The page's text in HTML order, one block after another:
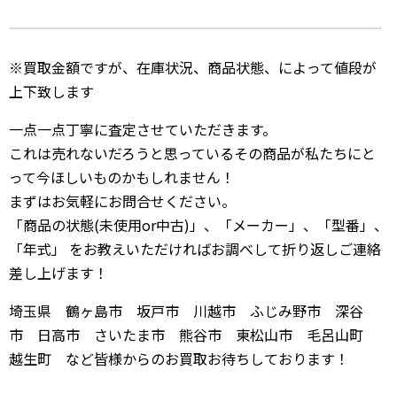
※買取金額ですが、在庫状況、商品状態、によって値段が
上下致します
一点一点丁寧に査定させていただきます。
これは売れないだろうと思っているその商品が私たちにと
って今ほしいものかもしれません！
まずはお気軽にお問合せください。
「商品の状態(未使用or中古)」、「メーカー」、「型番」、
「年式」 をお教えいただければお調べして折り返しご連絡
差し上げます！
埼玉県 鶴ヶ島市 坂戸市 川越市 ふじみ野市 深谷
市 日高市 さいたま市 熊谷市 東松山市 毛呂山町
越生町 など皆様からのお買取お待ちしております！